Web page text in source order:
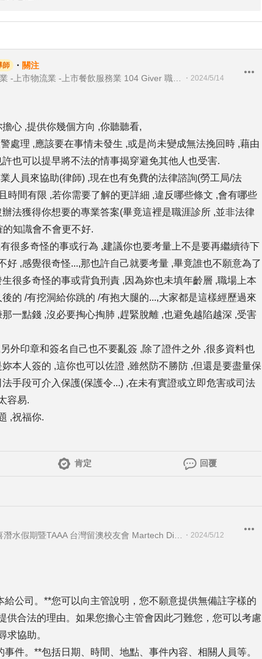
師 ・ 關注
・ 2024/5/14
心 ,提供你幾個方向 ,你聽聽看,
處理 ,應該要在事情未發生 ,或是尚未變成無法挽回時 ,藉由
也可以提早將不法的情事揭穿避免其他人也受害.
人員來協助(律師) ,現在也有免費的法律諮詢(勞工局/法
時間有限 ,若你需要了解的更詳細 ,違反哪些條文 ,會有哪些
法獲得你想要的專業答案(畢竟這裡是職涯診所 ,並非法律
知識會不會更不好.
很多奇怪的事或行為 ,建議你也要考量上不是要再繼續待下
好 ,感覺很奇怪...,那也許自己就要考量 ,畢竟誰也不願意為了
很多奇怪的事或背負刑責 ,因為妳也未填年齡層 ,職場上本
的 /有挖洞給你跳的 /有抱大腿的...,大家都是這樣經歷過來
一點錢 ,沒必要掏心掏肺 ,趕緊脫離 ,也避免越陷越深 ,受害
外印章和簽名自己也不要亂簽 ,除了證件之外 ,很多資料也
本人簽的 ,這你也可以佐證 ,雖然防不勝防 ,但還是要盡量保
手段可介入保護(保護令...) ,在未有實證或立即危害或司法
容易.
,祝福你.
肯定 回覆
・ 2024/5/12
給公司。**您可以向主管說明，您不願意提供無備註字樣的
供合法的理由。如果您擔心主管會因此刁難您，您可以考慮
求協助。
件。**包括日期、時間、地點、事件內容、相關人員等。